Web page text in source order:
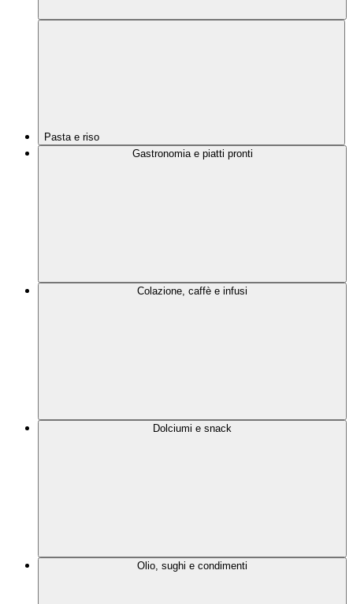
Pasta e riso
Gastronomia e piatti pronti
Colazione, caffè e infusi
Dolciumi e snack
Olio, sughi e condimenti